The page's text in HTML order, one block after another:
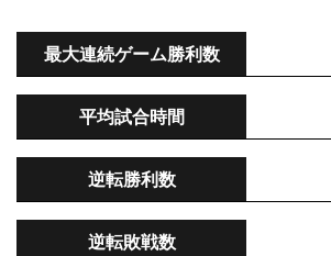
最大連続ゲーム勝利数
平均試合時間
逆転勝利数
逆転敗戦数